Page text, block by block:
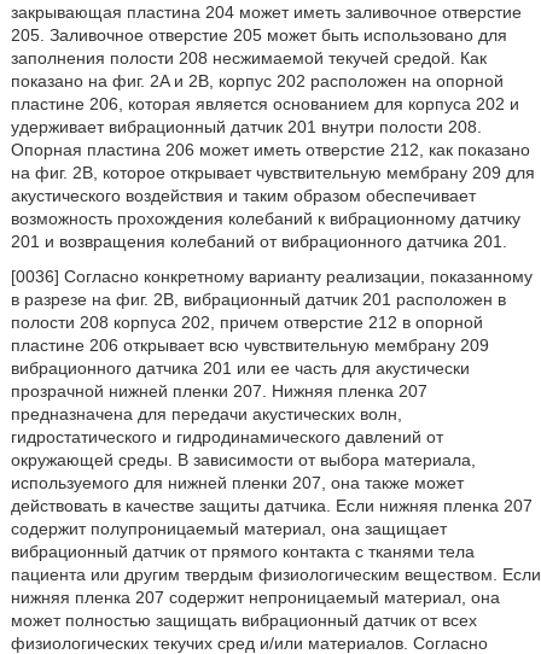
закрывающая пластина 204 может иметь заливочное отверстие
205. Заливочное отверстие 205 может быть использовано для
заполнения полости 208 несжимаемой текучей средой. Как
показано на фиг. 2A и 2B, корпус 202 расположен на опорной
пластине 206, которая является основанием для корпуса 202 и
удерживает вибрационный датчик 201 внутри полости 208.
Опорная пластина 206 может иметь отверстие 212, как показано
на фиг. 2В, которое открывает чувствительную мембрану 209 для
акустического воздействия и таким образом обеспечивает
возможность прохождения колебаний к вибрационному датчику
201 и возвращения колебаний от вибрационного датчика 201.
[0036] Согласно конкретному варианту реализации, показанному
в разрезе на фиг. 2B, вибрационный датчик 201 расположен в
полости 208 корпуса 202, причем отверстие 212 в опорной
пластине 206 открывает всю чувствительную мембрану 209
вибрационного датчика 201 или ее часть для акустически
прозрачной нижней пленки 207. Нижняя пленка 207
предназначена для передачи акустических волн,
гидростатического и гидродинамического давлений от
окружающей среды. В зависимости от выбора материала,
используемого для нижней пленки 207, она также может
действовать в качестве защиты датчика. Если нижняя пленка 207
содержит полупроницаемый материал, она защищает
вибрационный датчик от прямого контакта с тканями тела
пациента или другим твердым физиологическим веществом. Если
нижняя пленка 207 содержит непроницаемый материал, она
может полностью защищать вибрационный датчик от всех
физиологических текучих сред и/или материалов. Согласно